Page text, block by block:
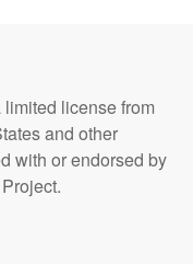
license from
and other
with or endorsed by